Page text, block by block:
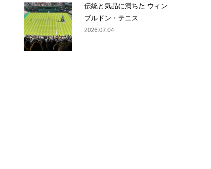
伝統と気品に満ちた ウィン
ブルドン・テニス
2026.07.04